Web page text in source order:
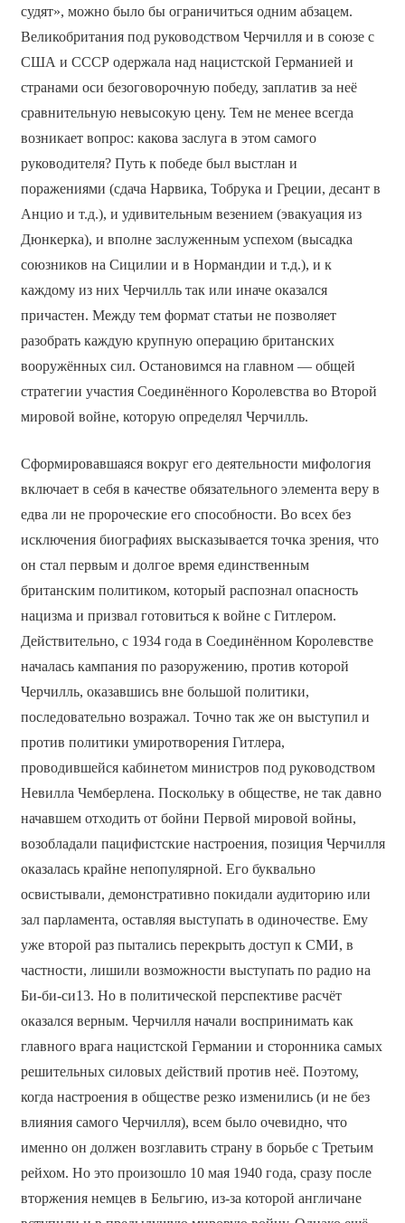
судят», можно было бы ограничиться одним абзацем.
Великобритания под руководством Черчилля и в союзе с
США и СССР одержала над нацистской Германией и
странами оси безоговорочную победу, заплатив за неё
сравнительную невысокую цену. Тем не менее всегда
возникает вопрос: какова заслуга в этом самого
руководителя? Путь к победе был выстлан и
поражениями (сдача Нарвика, Тобрука и Греции, десант в
Анцио и т.д.), и удивительным везением (эвакуация из
Дюнкерка), и вполне заслуженным успехом (высадка
союзников на Сицилии и в Нормандии и т.д.), и к
каждому из них Черчилль так или иначе оказался
причастен. Между тем формат статьи не позволяет
разобрать каждую крупную операцию британских
вооружённых сил. Остановимся на главном — общей
стратегии участия Соединённого Королевства во Второй
мировой войне, которую определял Черчилль.
Сформировавшаяся вокруг его деятельности мифология
включает в себя в качестве обязательного элемента веру в
едва ли не пророческие его способности. Во всех без
исключения биографиях высказывается точка зрения, что
он стал первым и долгое время единственным
британским политиком, который распознал опасность
нацизма и призвал готовиться к войне с Гитлером.
Действительно, с 1934 года в Соединённом Королевстве
началась кампания по разоружению, против которой
Черчилль, оказавшись вне большой политики,
последовательно возражал. Точно так же он выступил и
против политики умиротворения Гитлера,
проводившейся кабинетом министров под руководством
Невилла Чемберлена. Поскольку в обществе, не так давно
начавшем отходить от бойни Первой мировой войны,
возобладали пацифистские настроения, позиция Черчилля
оказалась крайне непопулярной. Его буквально
освистывали, демонстративно покидали аудиторию или
зал парламента, оставляя выступать в одиночестве. Ему
уже второй раз пытались перекрыть доступ к СМИ, в
частности, лишили возможности выступать по радио на
Би-би-си13. Но в политической перспективе расчёт
оказался верным. Черчилля начали воспринимать как
главного врага нацистской Германии и сторонника самых
решительных силовых действий против неё. Поэтому,
когда настроения в обществе резко изменились (и не без
влияния самого Черчилля), всем было очевидно, что
именно он должен возглавить страну в борьбе с Третьим
рейхом. Но это произошло 10 мая 1940 года, сразу после
вторжения немцев в Бельгию, из-за которой англичане